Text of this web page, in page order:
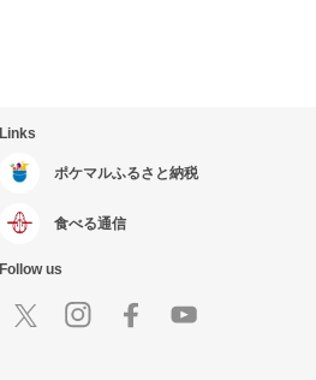
Links
ポケマルふるさと納税
食べる通信
Follow us